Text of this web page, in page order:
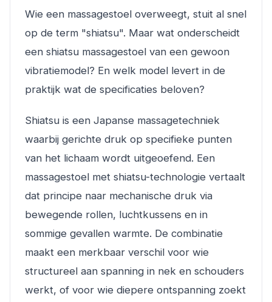
Wie een massagestoel overweegt, stuit al snel
op de term "shiatsu". Maar wat onderscheidt
een shiatsu massagestoel van een gewoon
vibratiemodel? En welk model levert in de
praktijk wat de specificaties beloven?
Shiatsu is een Japanse massagetechniek
waarbij gerichte druk op specifieke punten
van het lichaam wordt uitgeoefend. Een
massagestoel met shiatsu-technologie vertaalt
dat principe naar mechanische druk via
bewegende rollen, luchtkussens en in
sommige gevallen warmte. De combinatie
maakt een merkbaar verschil voor wie
structureel aan spanning in nek en schouders
werkt, of voor wie diepere ontspanning zoekt